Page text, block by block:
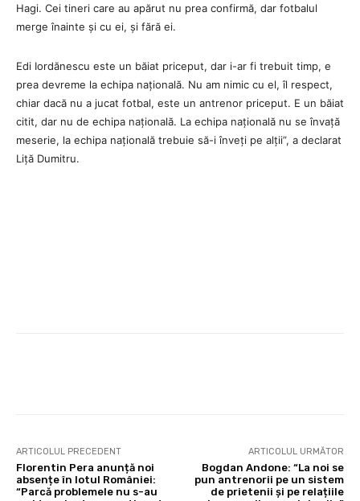
Hagi. Cei tineri care au apărut nu prea confirmă, dar fotbalul
merge înainte și cu ei, și fără ei.
Edi Iordănescu este un băiat priceput, dar i-ar fi trebuit timp, e
prea devreme la echipa națională. Nu am nimic cu el, îl respect,
chiar dacă nu a jucat fotbal, este un antrenor priceput. E un băiat
citit, dar nu de echipa națională. La echipa națională nu se învață
meserie, la echipa națională trebuie să-i înveți pe alții”, a declarat
Liță Dumitru.
ARTICOLUL PRECEDENT
Florentin Pera anunță noi
absențe în lotul României:
“Parcă problemele nu s-au
ARTICOLUL URMĂTOR
Bogdan Andone: “La noi se
pun antrenorii pe un sistem
de prietenii și pe relațiile